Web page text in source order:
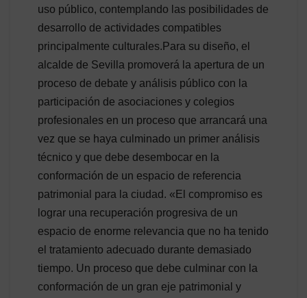
uso público, contemplando las posibilidades de
desarrollo de actividades compatibles
principalmente culturales.Para su diseño, el
alcalde de Sevilla promoverá la apertura de un
proceso de debate y análisis público con la
participación de asociaciones y colegios
profesionales en un proceso que arrancará una
vez que se haya culminado un primer análisis
técnico y que debe desembocar en la
conformación de un espacio de referencia
patrimonial para la ciudad. «El compromiso es
lograr una recuperación progresiva de un
espacio de enorme relevancia que no ha tenido
el tratamiento adecuado durante demasiado
tiempo. Un proceso que debe culminar con la
conformación de un gran eje patrimonial y